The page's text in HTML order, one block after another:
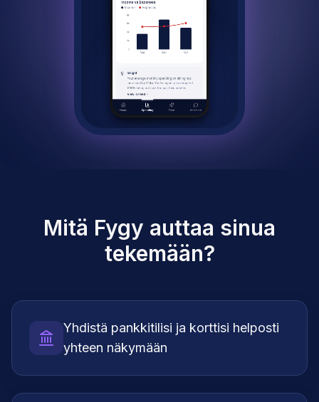
Mitä Fygy auttaa sinua
tekemään?
Yhdistä pankkitilisi ja korttisi helposti
yhteen näkymään